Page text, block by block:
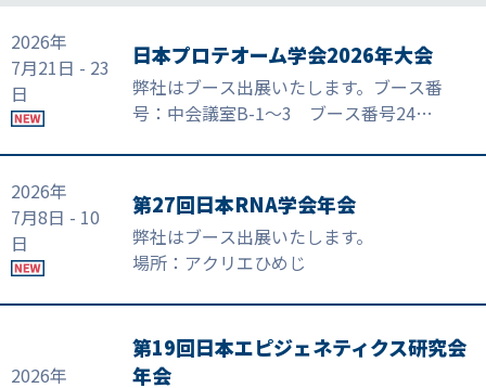
2026年
7月21日 - 23
日
日本プロテオーム学会2026年大会
弊社はブース出展いたします。ブース番
号：中会議室B-1～3 ブース番号24
2026年
7月8日 - 10
日
第27回日本RNA学会年会
弊社はブース出展いたします。
場所：アクリエひめじ
2026年
第19回日本エピジェネティクス研究会
年会